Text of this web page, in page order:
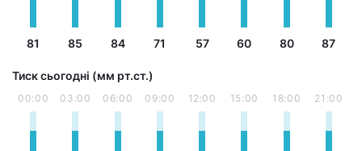
81 85 84 71 57 60 80 87
Тиск сьогодні (мм рт.ст.)
00:00 03:00 06:00 09:00 12:00 15:00 18:00 21:00